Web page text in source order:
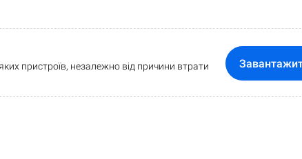
пристроїв, незалежно від причини втрати